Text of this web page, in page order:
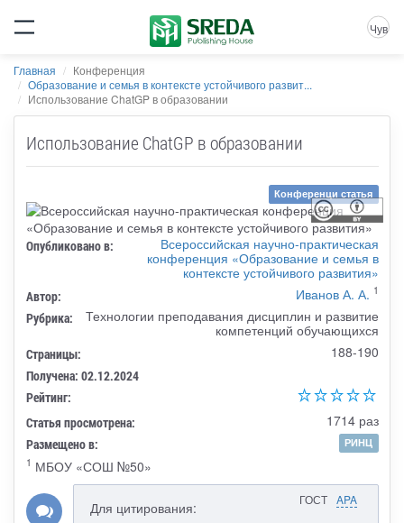
Чув
Главная
Конференция
Образование и семья в контексте устойчивого развит...
Использование ChatGP в образовании
Использование ChatGP в образовании
Конференци статья
Опубликовано в:
Всероссийская научно-практическая
конференция «Образование и семья в
контексте устойчивого развития»
Автор: Иванов А. А. 1
Рубрика:
Технологии преподавания дисциплин и развитие
компетенций обучающихся
Страницы: 188-190
Получена: 02.12.2024
Рейтинг:
Статья просмотрена:
1714 раз
Размещено в:
РИНЦ
1 МБОУ «СОШ №50»
ГОСТ APA
Для цитирования: